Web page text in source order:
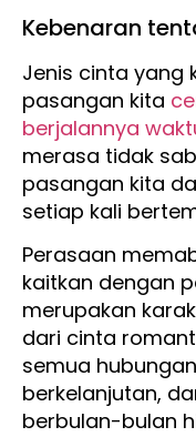
Kebenaran
Jenis cinta yang
pasangan kita
berjalannya
merasa tidak
pasangan kita
setiap kali
Perasaan
kaitkan dengan
merupakan
dari cinta
semua
berkelanjutan,
berbulan-bulan